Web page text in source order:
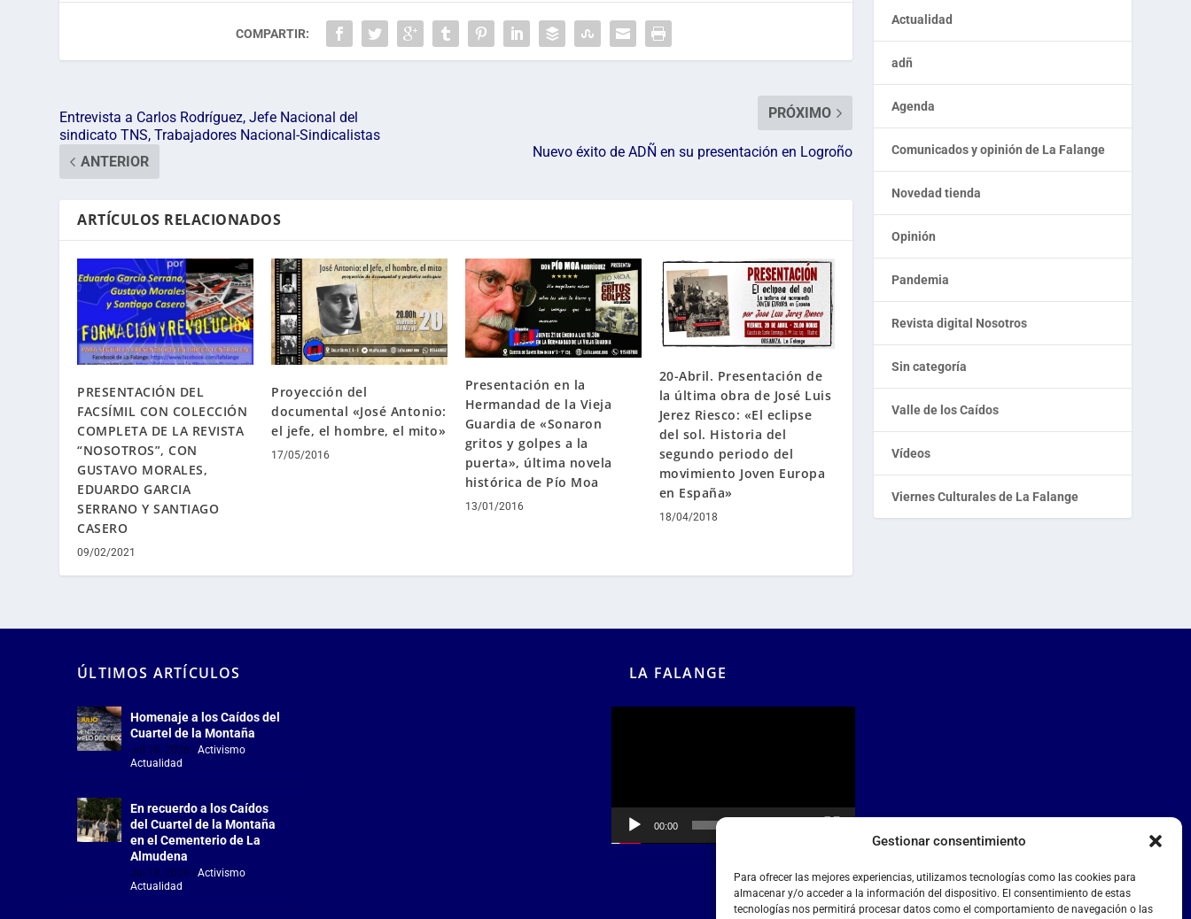
Gestionar consentimiento
Para ofrecer las mejores experiencias, utilizamos tecnologías como las cookies para
almacenar y/o acceder a la información del dispositivo. El consentimiento de estas
tecnologías nos permitirá procesar datos como el comportamiento de navegación o las
COMPARTIR:
Entrevista a Carlos Rodríguez, Jefe Nacional del
sindicato TNS, Trabajadores Nacional-Sindicalistas
ANTERIOR
PRÓXIMO
Nuevo éxito de ADÑ en su presentación en Logroño
ARTÍCULOS RELACIONADOS
PRESENTACIÓN DEL
FACSÍMIL CON COLECCIÓN
COMPLETA DE LA REVISTA
“NOSOTROS”, CON
GUSTAVO MORALES,
EDUARDO GARCIA
SERRANO Y SANTIAGO
CASERO
09/02/2021
Proyección del
documental «José Antonio:
el jefe, el hombre, el mito»
17/05/2016
Presentación en la
Hermandad de la Vieja
Guardia de «Sonaron
gritos y golpes a la
puerta», última novela
histórica de Pío Moa
13/01/2016
20-Abril. Presentación de
la última obra de José Luis
Jerez Riesco: «El eclipse
del sol. Historia del
segundo periodo del
movimiento Joven Europa
en España»
18/04/2018
Actualidad
adñ
Agenda
Comunicados y opinión de La Falange
Novedad tienda
Opinión
Pandemia
Revista digital Nosotros
Sin categoría
Valle de los Caídos
Vídeos
Viernes Culturales de La Falange
ÚLTIMOS ARTÍCULOS
Homenaje a los Caídos del
Cuartel de la Montaña
Jul 18, 2026 |Activismo
Actualidad
En recuerdo a los Caídos
del Cuartel de la Montaña
en el Cementerio de La
Almudena
Jul 18, 2026 |Activismo
Actualidad
LA FALANGE
00:00